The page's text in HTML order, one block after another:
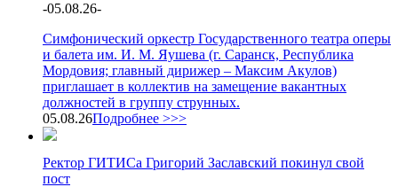
-05.08.26-
Симфонический оркестр Государственного театра оперы
и балета им. И. М. Яушева (г. Саранск, Республика
Мордовия; главный дирижер – Максим Акулов)
приглашает в коллектив на замещение вакантных
должностей в группу струнных.
05.08.26Подробнее >>>
Ректор ГИТИСа Григорий Заславский покинул свой
пост